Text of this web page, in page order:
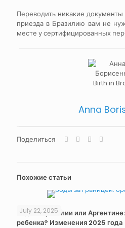
Переводить никакие документы
приезда в Бразилию вам не
месте у сертифицированных
Anna
Поделиться
Похожие статьи
July 22, 2025
Роды в Бразилии или
ребенка? Изменения 2025 года